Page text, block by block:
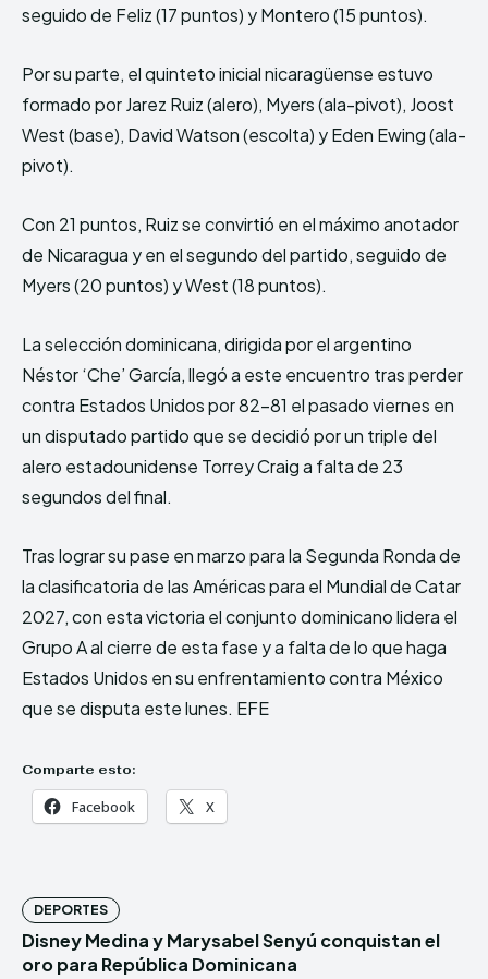
seguido de Feliz (17 puntos) y Montero (15 puntos).
Por su parte, el quinteto inicial nicaragüense estuvo
formado por Jarez Ruiz (alero), Myers (ala-pivot), Joost
West (base), David Watson (escolta) y Eden Ewing (ala-
pivot).
Con 21 puntos, Ruiz se convirtió en el máximo anotador
de Nicaragua y en el segundo del partido, seguido de
Myers (20 puntos) y West (18 puntos).
La selección dominicana, dirigida por el argentino
Néstor ‘Che’ García, llegó a este encuentro tras perder
contra Estados Unidos por 82-81 el pasado viernes en
un disputado partido que se decidió por un triple del
alero estadounidense Torrey Craig a falta de 23
segundos del final.
Tras lograr su pase en marzo para la Segunda Ronda de
la clasificatoria de las Américas para el Mundial de Catar
2027, con esta victoria el conjunto dominicano lidera el
Grupo A al cierre de esta fase y a falta de lo que haga
Estados Unidos en su enfrentamiento contra México
que se disputa este lunes. EFE
Comparte esto:
Facebook X
DEPORTES
Disney Medina y Marysabel Senyú conquistan el
oro para República Dominicana